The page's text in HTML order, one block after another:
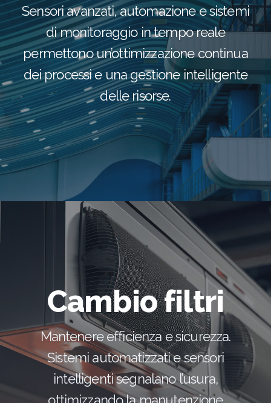
Sensori avanzati, automazione e sistemi
di monitoraggio in tempo reale
permettono un’ottimizzazione continua
dei processi e una gestione intelligente
delle risorse.
Cambio filtri
Mantenere efficienza e sicurezza.
Sistemi automatizzati e sensori
intelligenti segnalano l’usura,